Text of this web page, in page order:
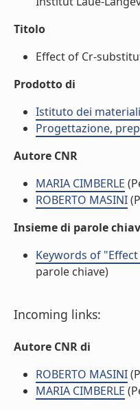
Titolo
Effect of Cr-
Prodotto di
Istituto dei
Progettazione,
Autore CNR
MARIA CIMBERLE
ROBERTO MASINI
Insieme di parole
Keywords of
parole chiave)
Incoming links:
Autore CNR di
ROBERTO MASINI
MARIA CIMBERLE